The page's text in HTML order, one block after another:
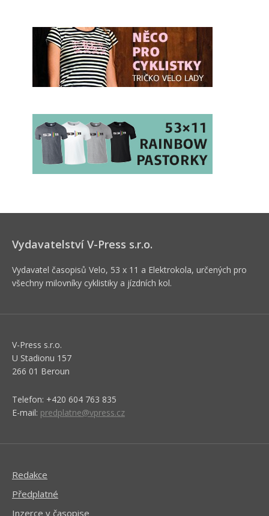
Vydavatelství V-Press s.r.o.
Vydavatel časopisů Velo, 53 x 11 a Elektrokola, určených pro
všechny milovníky cyklistiky a jízdních kol.
V-Press s.r.o.
U Stadionu 157
266 01 Beroun
Telefon: +420 604 763 835
E-mail: predplatne@vpress.cz
Redakce
Předplatné
Inzerce v časopise